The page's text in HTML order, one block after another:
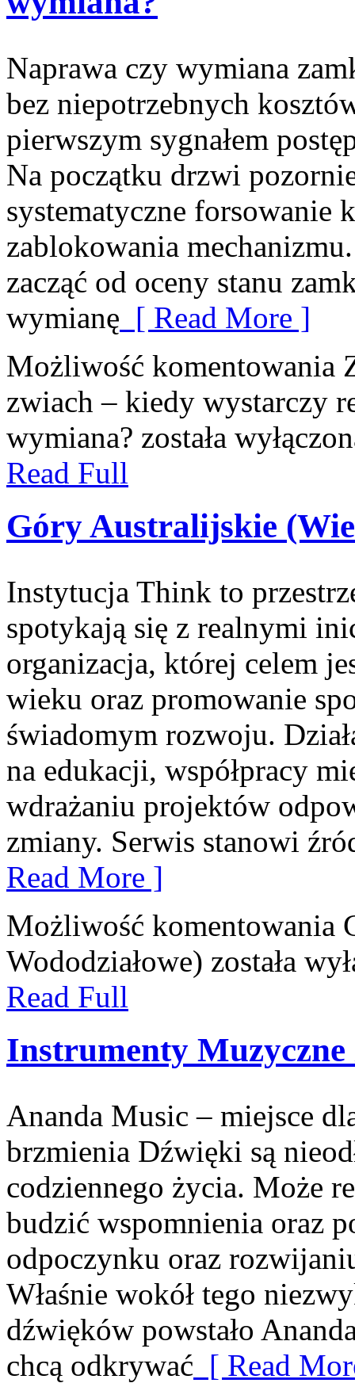
Naprawa czy wymiana
bez niepotrzebnych
pierwszym sygnałem
Na początku drzwi
systematyczne forsowanie
zablokowania
zacząć od oceny stanu
wymianę [ Read More ]
Możliwość komentowania
zwiach – kiedy wystarczy
wymiana? została
Read Full
Góry Australijskie
Instytucja Think to
spotykają się z realnymi
organizacja, której celem
wieku oraz promowanie
świadomym rozwoju.
na edukacji, współpracy
wdrażaniu projektów
zmiany. Serwis stanowi
Read More ]
Możliwość komentowania
Wododziałowe) została
Read Full
Instrumenty Muzyczne
Ananda Music – miejsce
brzmienia Dźwięki są
codziennego życia. Może
budzić wspomnienia oraz
odpoczynku oraz
Właśnie wokół tego
dźwięków powstało
chcą odkrywać [ Read